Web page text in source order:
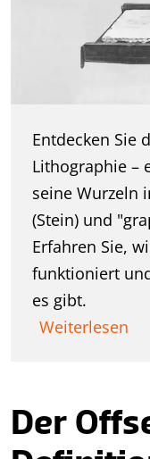
Entdecken Sie
Lithographie –
seine Wurzeln
(Stein) und
Erfahren Sie,
funktioniert
es gibt.
Weiterlesen
Der